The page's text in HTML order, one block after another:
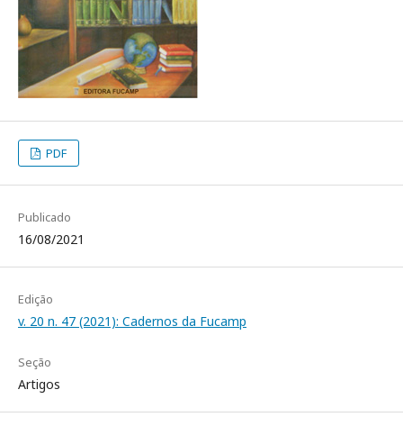
PDF
Publicado
16/08/2021
Edição
v. 20 n. 47 (2021): Cadernos da Fucamp
Seção
Artigos